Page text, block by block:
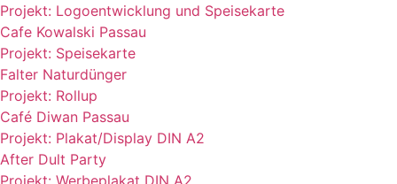
Projekt: Logoentwicklung und Speisekarte
Cafe Kowalski Passau
Projekt: Speisekarte
Falter Naturdünger
Projekt: Rollup
Café Diwan Passau
Projekt: Plakat/Display DIN A2
After Dult Party
Projekt: Werbeplakat DIN A2